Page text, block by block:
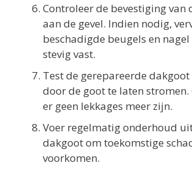
Controleer de bevestiging van
aan de gevel. Indien nodig,
beschadigde beugels en
stevig vast.
Test de gerepareerde
door de goot te laten
er geen lekkages meer zijn.
Voer regelmatig onderhoud
dakgoot om toekomstige
voorkomen.